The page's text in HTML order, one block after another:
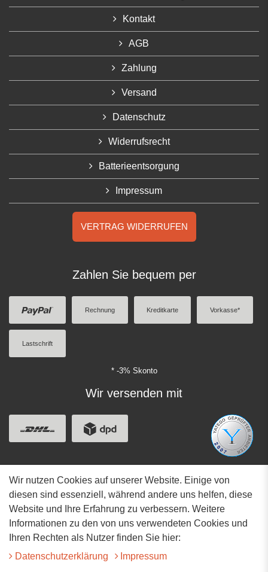
Kontakt
AGB
Zahlung
Versand
Datenschutz
Widerrufsrecht
Batterieentsorgung
Impressum
VERTRAG WIDERRUFEN
Zahlen Sie bequem per
Rechnung Kreditkarte Vorkasse*
Lastschrift
* -3% Skonto
Wir versenden mit
Adresse
Hauptstrasse 34
73117 Wangen
07161-9566068
Wir nutzen Cookies auf unserer Website. Einige von
diesen sind essenziell, während andere uns helfen, diese
Website und Ihre Erfahrung zu verbessern. Weitere
Informationen zu den von uns verwendeten Cookies und
Ihren Rechten als Nutzer finden Sie hier:
Daten­schutz­erklärung
Impressum